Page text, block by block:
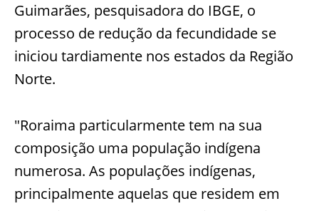
Guimarães, pesquisadora do IBGE, o
processo de redução da fecundidade se
iniciou tardiamente nos estados da Região
Norte.
"Roraima particularmente tem na sua
composição uma população indígena
numerosa. As populações indígenas,
principalmente aquelas que residem em